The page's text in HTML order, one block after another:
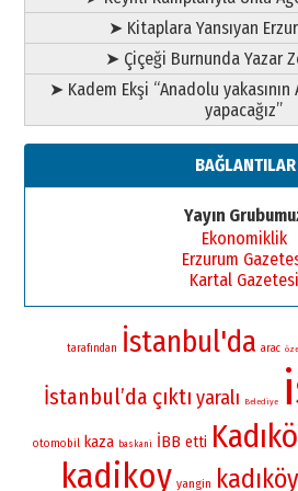
➤ Kitaplara Yansıyan
➤ Çiçeği Burnunda Yazar
➤ Kadem Ekşi “Anadolu yakasının
yapacağız”
BAĞLANTILAR
Yayın
Ekonomiklik
Erzurum
Kartal Gazetesi
tarafından İstanbul'da arac
İstanbul’da çıktı yaralı Belediye
otomobil kaza baskani İBB etti
kadikoy yangin kadıköy